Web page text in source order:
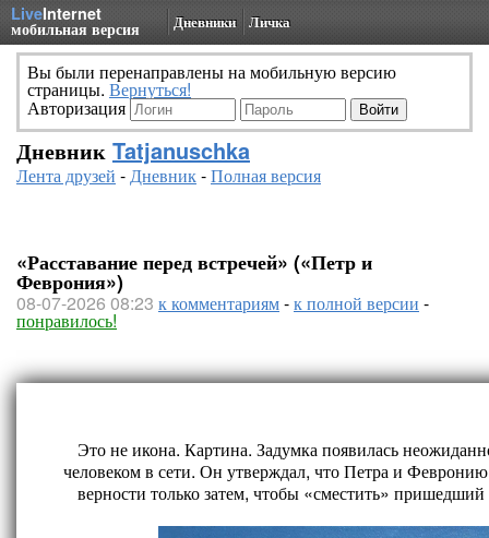
LiveInternet
мобильная версия Дневники Личка
Вы были перенаправлены на мобильную версию
страницы. Вернуться!
Авторизация
Дневник Tatjanuschka
Лента друзей -Дневник-Полная версия
«Расставание перед встречей» («Петр и
Феврония»)
08-07-2026 08:23 к комментариям-к полной версии -
понравилось!
Это не икона. Картина. Задумка появилась
человеком в сети. Он утверждал, что Петра и
верности только затем, чтобы «сместить»